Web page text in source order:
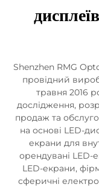
Shenzhen RMG
провідний
травня 2016
дослідження,
продаж та
на основі LED-
екрани для
орендувані LED-
LED-екрани,
сферичні